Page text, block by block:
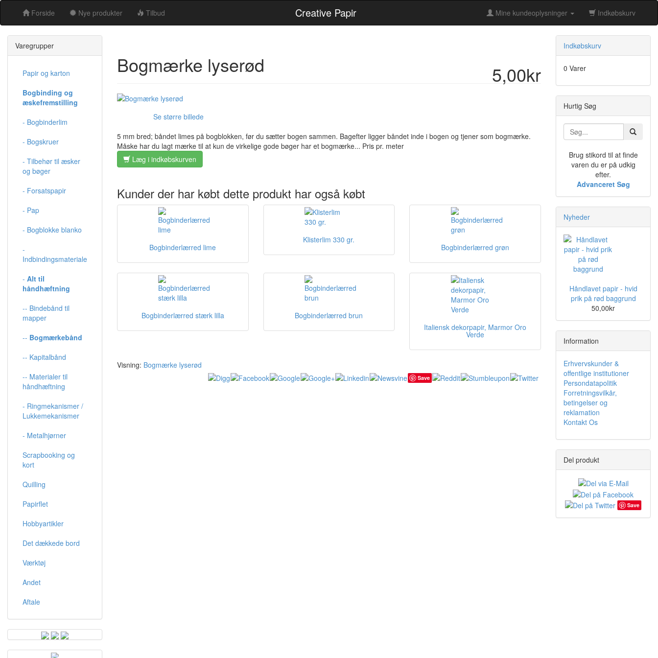
Forside Nye produkter Tilbud Mine kundeoplysninger Indkøbskurv
Creative Papir
5,00kr
Bogmærke lyserød
Se større billede
5 mm bred; båndet limes på bogblokken, før du sætter bogen sammen. Bagefter ligger båndet inde i bogen og tjener som bogmærke.
Måske har du lagt mærke til at kun de virkelige gode bøger har et bogmærke... Pris pr. meter
Læg i indkøbskurven
Kunder der har købt dette produkt har også købt
Bogbinderlærred lime
Klisterlim 330 gr.
Bogbinderlærred grøn
Bogbinderlærred stærk lilla
Bogbinderlærred brun
Italiensk dekorpapir, Marmor Oro
Verde
Visning: Bogmærke lyserød
Save
Varegrupper
Papir og karton
Bogbinding og
æskefremstilling
- Bogbinderlim
- Bogskruer
- Tilbehør til æsker
og bøger
- Forsatspapir
- Pap
- Bogblokke blanko
-
Indbindingsmateriale
- Alt til
håndhæftning
-- Bindebånd til
mapper
-- Bogmærkebånd
-- Kapitalbånd
-- Materialer til
håndhæftning
- Ringmekanismer /
Lukkemekanismer
- Metalhjørner
Scrapbooking og
kort
Quilling
Papirflet
Hobbyartikler
Det dækkede bord
Værktøj
Andet
Aftale
Indkøbskurv
0 Varer
Hurtig Søg
Brug stikord til at finde
varen du er på udkig
efter.
Advanceret Søg
Nyheder
Håndlavet papir - hvid
prik på rød baggrund
50,00kr
Information
Erhvervskunder &
offentlige institutioner
Persondatapolitik
Forretningsvilkår,
betingelser og
reklamation
Kontakt Os
Del produkt
Save